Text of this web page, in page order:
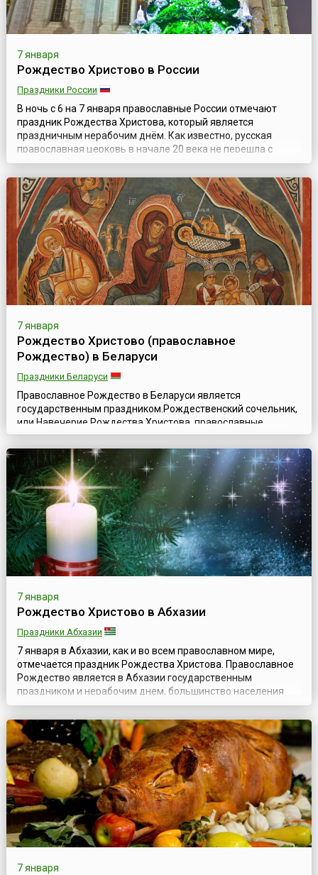
7 января
Рождество Христово в России
Праздники России
В ночь с 6 на 7 января православные России отмечают
праздник Рождества Христова, который является
праздничным нерабочим днём. Как известно, русская
православная церковь в начале 20 века не перешла с
Юлианского календаря на новый Григорианский,
вследствие чего календарь на 13 дней отличается от
календаря, используемого остальными христианами.
Рождество, как праздник в России, значительно отлича...
7 января
Рождество Христово (православное
Рождество) в Беларуси
Праздники Беларуси
Православное Рождество в Беларуси является
государственным праздником.Рождественский сочельник,
или Навечерие Рождества Христова, православные
верующие отмечают 6 января. Согласно традиции, ужин в
сочельник щедрый, но постный, состоящий из 12 блюд в
честь двенадцати апостолов. В этот день по приходу из
храма после утреннего богослужения верующие
воздерживаются от принятия пищи до появления на ...
7 января
Рождество Христово в Абхазии
Праздники Абхазии
7 января в Абхазии, как и во всем православном мире,
отмечается праздник Рождества Христова. Православное
Рождество является в Абхазии государственным
праздником и нерабочим днем, большинство населения
страны — православные христиане.Чувство благоговения
перед тайной Рождества Спасителя в Вифлееме
заставляет истинного христианина заранее задуматься о
том, как достойно себя подготовить к этому ...
7 января